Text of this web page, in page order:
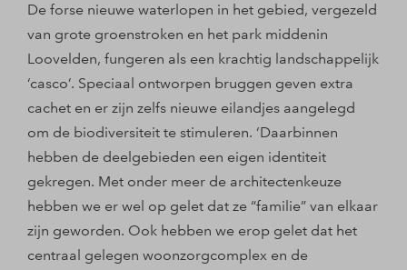
De forse nieuwe waterlopen in het gebied, vergezeld
van grote groenstroken en het park middenin
Loovelden, fungeren als een krachtig landschappelijk
‘casco’. Speciaal ontworpen bruggen geven extra
cachet en er zijn zelfs nieuwe eilandjes aangelegd
om de biodiversiteit te stimuleren. ‘Daarbinnen
hebben de deelgebieden een eigen identiteit
gekregen. Met onder meer de architectenkeuze
hebben we er wel op gelet dat ze “familie” van elkaar
zijn geworden. Ook hebben we erop gelet dat het
centraal gelegen woonzorgcomplex en de